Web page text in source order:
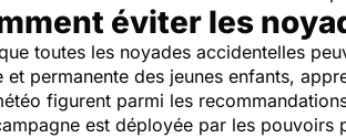
éviter les
toutes les noyades accidentelles
et permanente des jeunes enfants,
figurent parmi les
est déployée par les